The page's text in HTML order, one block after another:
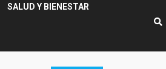
SALUD Y BIENESTAR